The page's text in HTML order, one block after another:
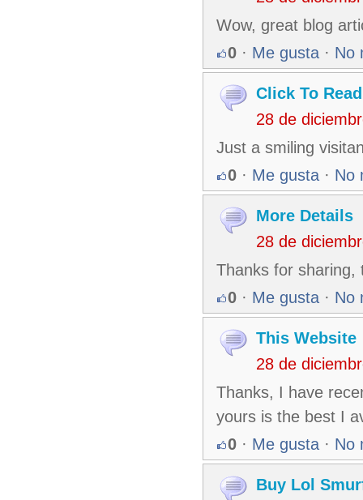
Wow, great blog
0 · Me gusta · No
Click To Read
28 de
Just a smiling
0 · Me gusta · No
More Details
28 de
Thanks for sharing,
0 · Me gusta · No
This Website
28 de
Thanks, I have
yours is the best I
0 · Me gusta · No
Buy Lol